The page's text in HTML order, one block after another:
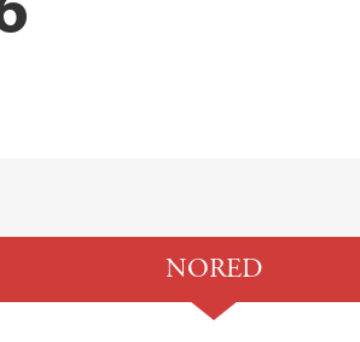
NORED